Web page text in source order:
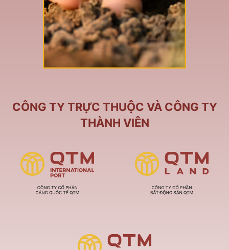
CÔNG TY TRỰC THUỘC VÀ CÔNG TY
THÀNH VIÊN